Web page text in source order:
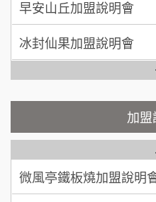
加盟預算
呂 先生/小姐
加盟預算
顏 先生/小姐
廖 先生/小姐
加盟預算
冰封仙果加盟說明會
Ramble Café 漫步藍咖
微風亭鐵板燒加盟說明
【曉妍美妝】誠徵行政櫃
自助洗衣店誠徵代洗收
加
潮味決-湯滷專門店加盟
鮮茶道加盟說明會
微風亭鐵板燒加盟說明
漫步藍咖啡加盟說明會